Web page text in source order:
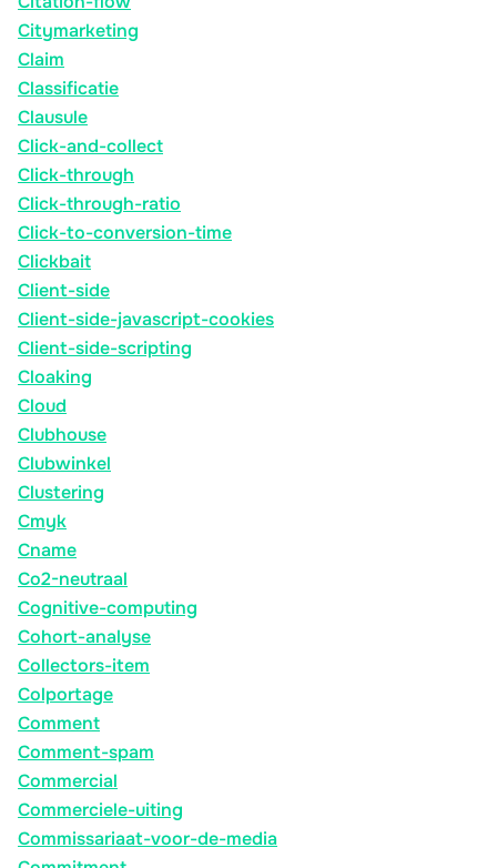
Citymarketing
Claim
Classificatie
Clausule
Click-and-collect
Click-through
Click-through-ratio
Click-to-conversion-time
Clickbait
Client-side
Client-side-javascript-cookies
Client-side-scripting
Cloaking
Cloud
Clubhouse
Clubwinkel
Clustering
Cmyk
Cname
Co2-neutraal
Cognitive-computing
Cohort-analyse
Collectors-item
Colportage
Comment
Comment-spam
Commercial
Commerciele-uiting
Commissariaat-voor-de-media